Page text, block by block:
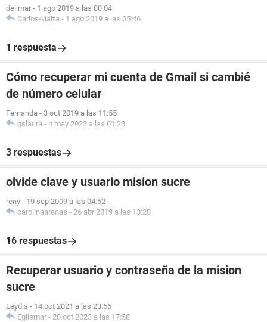
delimar - 1 ago 2019 a las 00:04
Carlos-vialfa - 1 ago 2019 a las 05:46
1 respuesta
Cómo recuperar mi cuenta de Gmail si cambié
de número celular
Fernanda - 3 oct 2019 a las 11:55
gslaura - 4 may 2023 a las 01:23
3 respuestas
olvide clave y usuario mision sucre
reny - 19 sep 2009 a las 04:52
carolinaarenas - 26 abr 2019 a las 13:28
16 respuestas
Recuperar usuario y contraseña de la mision
sucre
Leydis - 14 oct 2021 a las 23:56
Eglismar - 20 oct 2023 a las 17:58